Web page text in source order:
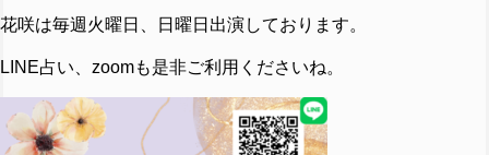
花咲は毎週火曜日、日曜日出演しております。
LINE占い、zoomも是非ご利用くださいね。